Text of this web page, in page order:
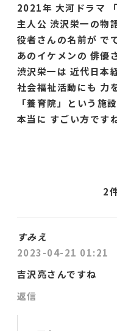
2021年 大河ドラマ 「
主人公 渋沢栄一の物語
役者さんの名前が で
あのイケメンの 俳優
渋沢栄一は 近代日本
社会福祉活動にも 力
「養育院」という施
本当に すごい方ですね
2
すみえ
2023-04-21 01:21
吉沢亮さんですね
返信